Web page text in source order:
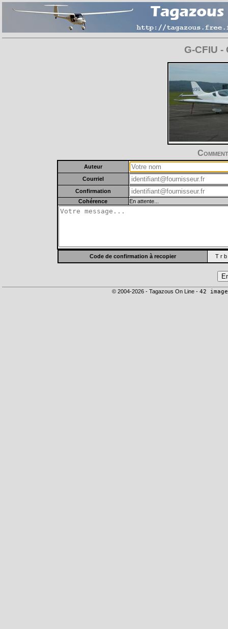
G-CFIU -
Auteur
Courriel
Confirmation
Cohérence
En attente...
Code de confirmation à recopier T r b
© 2004-2026 - Tagazous On Line - 42